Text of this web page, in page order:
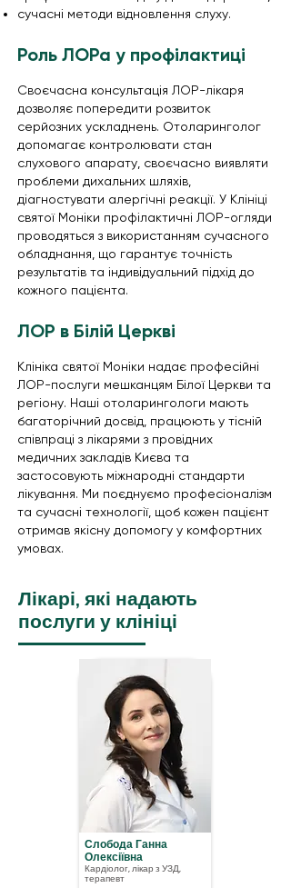
сучасні методи відновлення слуху.
Роль ЛОРа у профілактиці
Своєчасна консультація ЛОР-лікаря
дозволяє попередити розвиток
серйозних ускладнень. Отоларинголог
допомагає контролювати стан
слухового апарату, своєчасно виявляти
проблеми дихальних шляхів,
діагностувати алергічні реакції. У Клініці
святої Моніки профілактичні ЛОР-огляди
проводяться з використанням сучасного
обладнання, що гарантує точність
результатів та індивідуальний підхід до
кожного пацієнта.
ЛОР в Білій Церкві
Клініка святої Моніки надає професійні
ЛОР-послуги мешканцям Білої Церкви та
регіону. Наші отоларингологи мають
багаторічний досвід, працюють у тісній
співпраці з лікарями з провідних
медичних закладів Києва та
застосовують міжнародні стандарти
лікування. Ми поєднуємо професіоналізм
та сучасні технології, щоб кожен пацієнт
отримав якісну допомогу у комфортних
умовах.
Лікарі, які надають
послуги у клініці
Слобода Ганна
Олексіївна
Кардіолог, лікар з УЗД,
терапевт